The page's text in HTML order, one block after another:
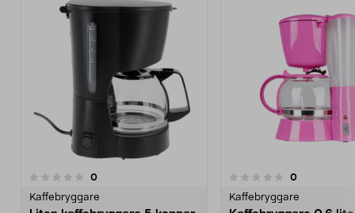
0recensioner
Kaffebryggare
0.0 av 5 stjärnor 0recensioner
Kaffebryggare